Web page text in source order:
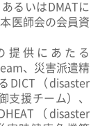
るいはDMATに
医師会の会員資
提供にあたる
、災害派遣精
DICT（disaster
援チーム）、
（disaster